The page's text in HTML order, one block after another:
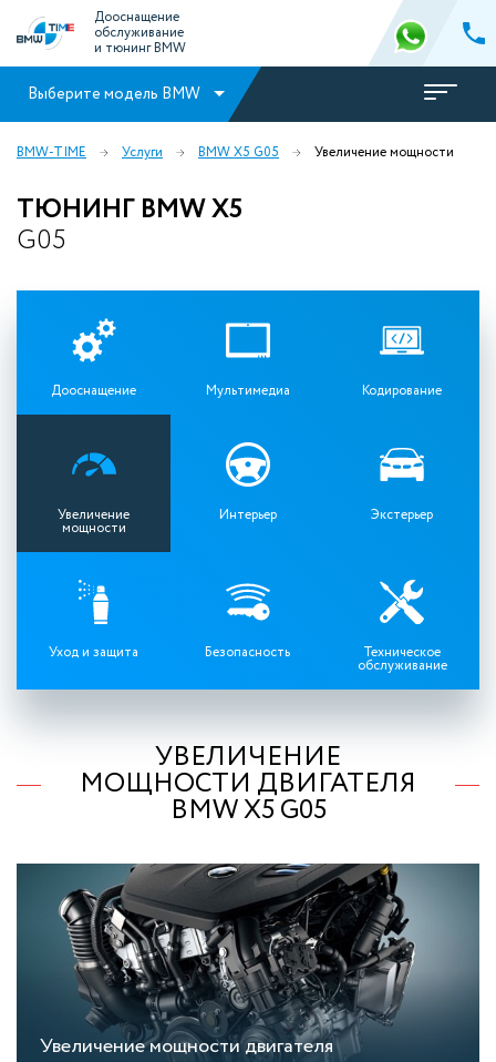
Дооснащение
обслуживание
и тюнинг BMW
Выберите модель BMW
BMW-TIME Услуги BMW X5 G05 Увеличение мощности
ТЮНИНГ BMW X5
G05
Дооснащение Мультимедиа Кодирование
Увеличение
мощности
Интерьер Экстерьер
Уход и защита Безопасность Техническое
обслуживание
УВЕЛИЧЕНИЕ
МОЩНОСТИ ДВИГАТЕЛЯ
BMW X5 G05
Увеличение мощности двигателя